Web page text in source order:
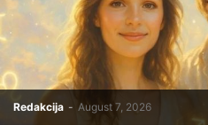
Redakcija - August 7, 2026